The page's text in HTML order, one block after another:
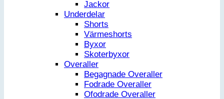
Jackor
Underdelar
Shorts
Värmeshorts
Byxor
Skoterbyxor
Overaller
Begagnade Overaller
Fodrade Overaller
Ofodrade Overaller